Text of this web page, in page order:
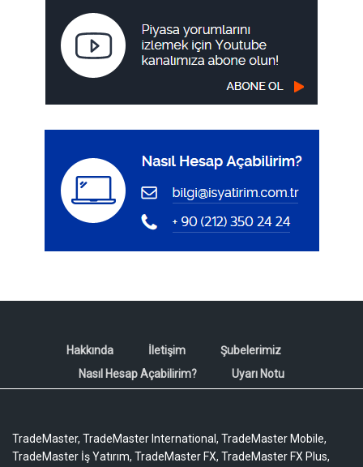
Hakkında İletişim
Şubelerimiz
Nasıl Hesap Açabilirim?
Uyarı Notu
TradeMaster, TradeMaster International, TradeMaster Mobile,
TradeMaster İş Yatırım, TradeMaster FX, TradeMaster FX Plus,